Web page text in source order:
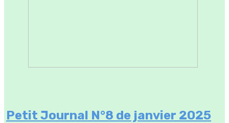
Petit Journal N°8 de janvier 2025